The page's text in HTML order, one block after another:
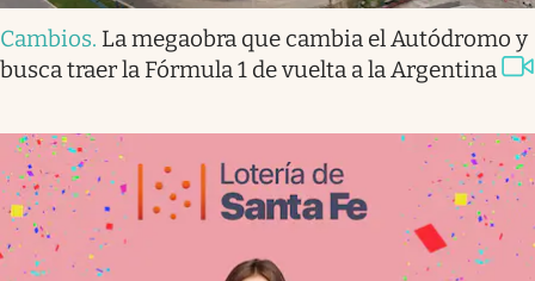
Cambios. La megaobra que cambia el Autódromo y
busca traer la Fórmula 1 de vuelta a la Argentina